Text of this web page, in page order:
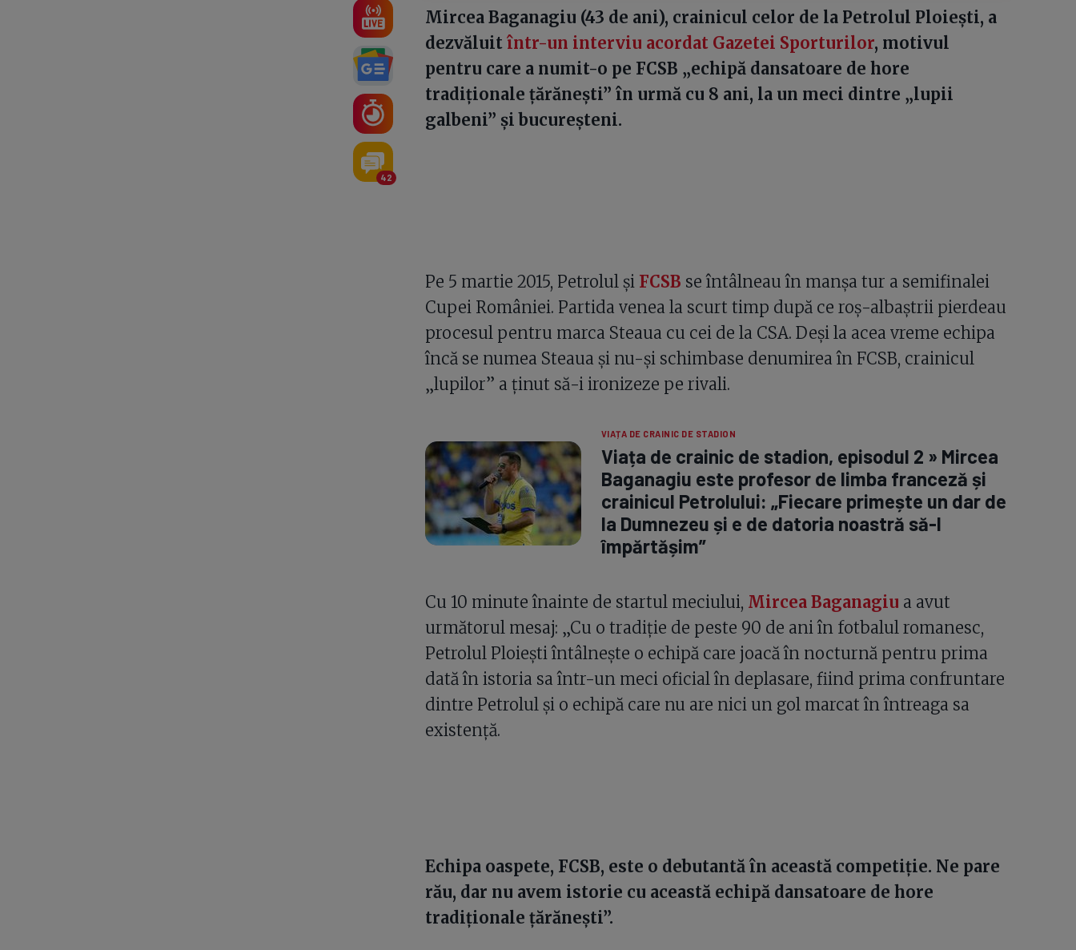
42
Mircea Baganagiu (43 de ani), crainicul celor de la Petrolul Ploiești, a
dezvăluit într-un interviu acordat Gazetei Sporturilor, motivul
pentru care a numit-o pe FCSB „echipă dansatoare de hore
tradiționale țărănești” în urmă cu 8 ani, la un meci dintre „lupii
galbeni” și bucureșteni.
Pe 5 martie 2015, Petrolul și FCSB se întâlneau în manșa tur a semifinalei
Cupei României. Partida venea la scurt timp după ce roș-albaștrii pierdeau
procesul pentru marca Steaua cu cei de la CSA. Deși la acea vreme echipa
încă se numea Steaua și nu-și schimbase denumirea în FCSB, crainicul
„lupilor” a ținut să-i ironizeze pe rivali.
VIAȚA DE CRAINIC DE STADION
Viața de crainic de stadion, episodul 2 » Mircea
Baganagiu este profesor de limba franceză și
crainicul Petrolului: „Fiecare primește un dar de
la Dumnezeu și e de datoria noastră să-l
împărtășim”
Cu 10 minute înainte de startul meciului, Mircea Baganagiu a avut
următorul mesaj: „Cu o tradiţie de peste 90 de ani în fotbalul romanesc,
Petrolul Ploieşti întâlneşte o echipă care joacă în nocturnă pentru prima
dată în istoria sa într-un meci oficial în deplasare, fiind prima confruntare
dintre Petrolul şi o echipă care nu are nici un gol marcat în întreaga sa
existenţă.
Echipa oaspete, FCSB, este o debutantă în această competiţie. Ne pare
rău, dar nu avem istorie cu această echipă dansatoare de hore
tradiţionale ţărăneşti”.